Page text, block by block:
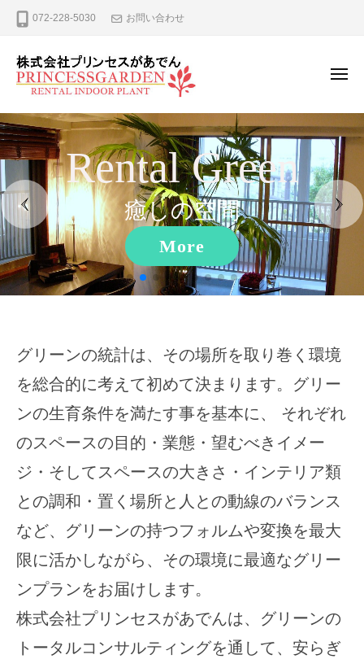
へ
ス
キ
ッ
プ
072-228-5030 お問い合わせ
株
式
会
社
プ
リ
ン
セ
ス
で
ん
観
葉
植
の
レ
ン
タ
ル
、
ス
な
ら
大
阪
株
式
社
プ
ン
セ
ス
メ
Rental Green
癒しの空間
More
Home
2025
年
月
4
by
princess
グリーンの統計は、その場所を取り巻く環境
を総合的に考えて初めて決まります。グリー
ンの生育条件を満たす事を基本に、 それぞれ
のスペースの目的・業態・望むべきイメー
ジ・そしてスペースの大きさ・インテリア類
との調和・置く場所と人との動線のバランス
など、グリーンの持つフォルムや変換を最大
限に活かしながら、その環境に最適なグリー
ンプランをお届けします。
株式会社プリンセスがあでんは、グリーンの
トータルコンサルティングを通して、安らぎ
式
社
プ
ン
セ
ス
が
あ
で
ん